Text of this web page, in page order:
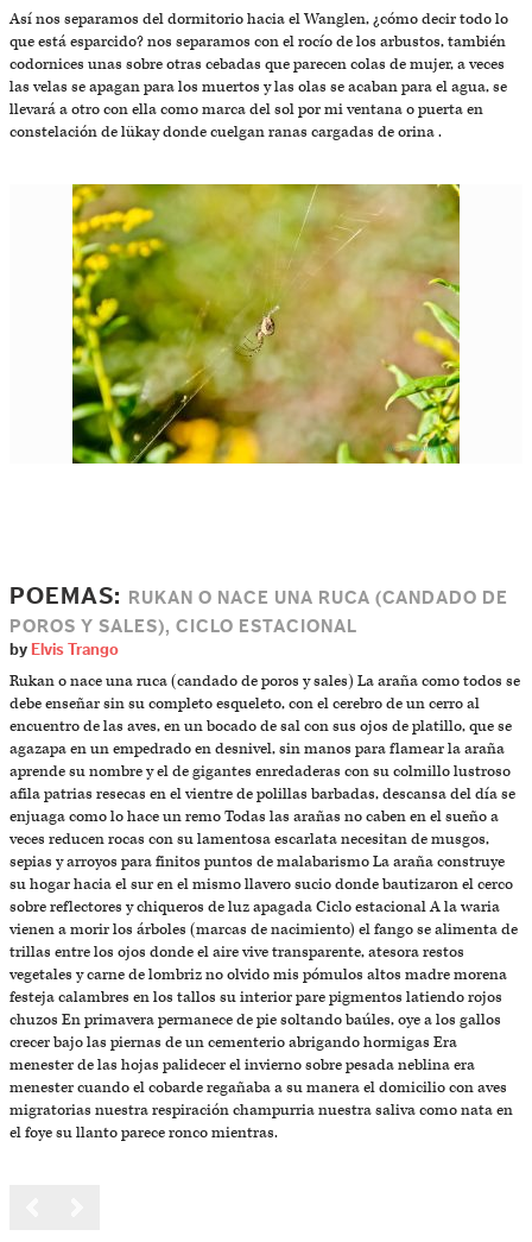
Así nos separamos del dormitorio hacia el Wanglen, ¿cómo decir todo lo
que está esparcido? nos separamos con el rocío de los arbustos, también
codornices unas sobre otras cebadas que parecen colas de mujer, a veces
las velas se apagan para los muertos y las olas se acaban para el agua, se
llevará a otro con ella como marca del sol por mi ventana o puerta en
constelación de lükay donde cuelgan ranas cargadas de orina .
POEMAS:
RUKAN O NACE UNA RUCA (CANDADO DE
POROS Y SALES), CICLO ESTACIONAL
by Elvis Trango
Rukan o nace una ruca (candado de poros y sales) La araña como todos se
debe enseñar sin su completo esqueleto, con el cerebro de un cerro al
encuentro de las aves, en un bocado de sal con sus ojos de platillo, que se
agazapa en un empedrado en desnivel, sin manos para flamear la araña
aprende su nombre y el de gigantes enredaderas con su colmillo lustroso
afila patrias resecas en el vientre de polillas barbadas, descansa del día se
enjuaga como lo hace un remo Todas las arañas no caben en el sueño a
veces reducen rocas con su lamentosa escarlata necesitan de musgos,
sepias y arroyos para finitos puntos de malabarismo La araña construye
su hogar hacia el sur en el mismo llavero sucio donde bautizaron el cerco
sobre reflectores y chiqueros de luz apagada Ciclo estacional A la waria
vienen a morir los árboles (marcas de nacimiento) el fango se alimenta de
trillas entre los ojos donde el aire vive transparente, atesora restos
vegetales y carne de lombriz no olvido mis pómulos altos madre morena
festeja calambres en los tallos su interior pare pigmentos latiendo rojos
chuzos En primavera permanece de pie soltando baúles, oye a los gallos
crecer bajo las piernas de un cementerio abrigando hormigas Era
menester de las hojas palidecer el invierno sobre pesada neblina era
menester cuando el cobarde regañaba a su manera el domicilio con aves
migratorias nuestra respiración champurria nuestra saliva como nata en
el foye su llanto parece ronco mientras.